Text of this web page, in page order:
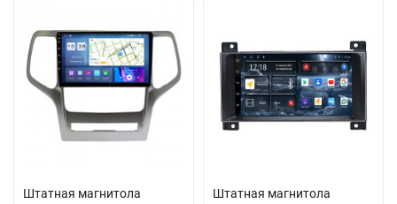
Штатная магнитола
Штатная магнитола